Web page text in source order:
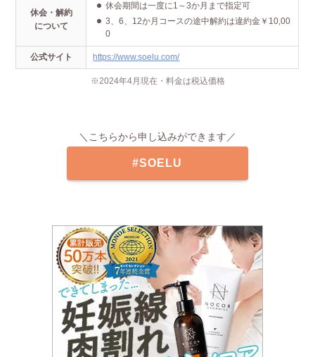
休会・解約
について
休会期間は一度に1～3か月まで指定可
3、6、12か月コースの途中解約は違約金￥10,00
0
公式サイト https://www.soelu.com/
※2024年4月現在・料金は税込価格
＼こちらから申し込みができます／
#SOELU